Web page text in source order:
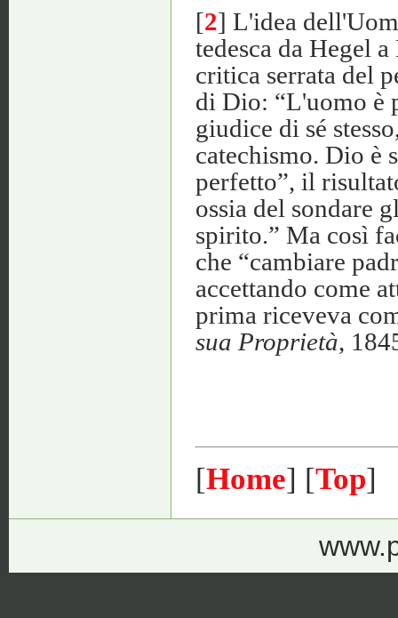
[2] L'idea
tedesca da Hegel
critica serrata del
di Dio: “L'uomo è
giudice di sé
catechismo. Dio è
perfetto”, il
ossia del sondare
spirito.” Ma così
che “cambiare
accettando come
prima riceveva
sua Proprietà,
[Home] [Top]